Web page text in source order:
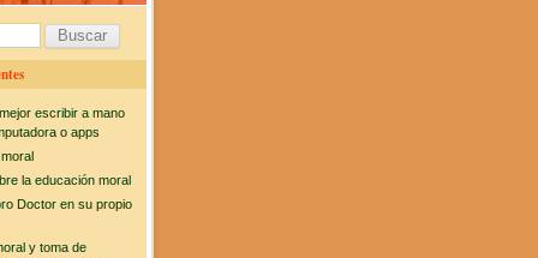
escribir a mano
o apps
la educación moral
Doctor en su propio
y toma de